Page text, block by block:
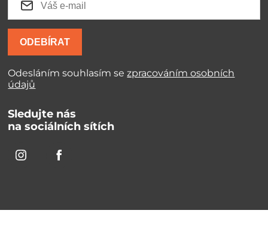
ODEBÍRAT
Odesláním souhlasím sezpracováním osobních
údajů
Sledujte nás
na sociálních sítích